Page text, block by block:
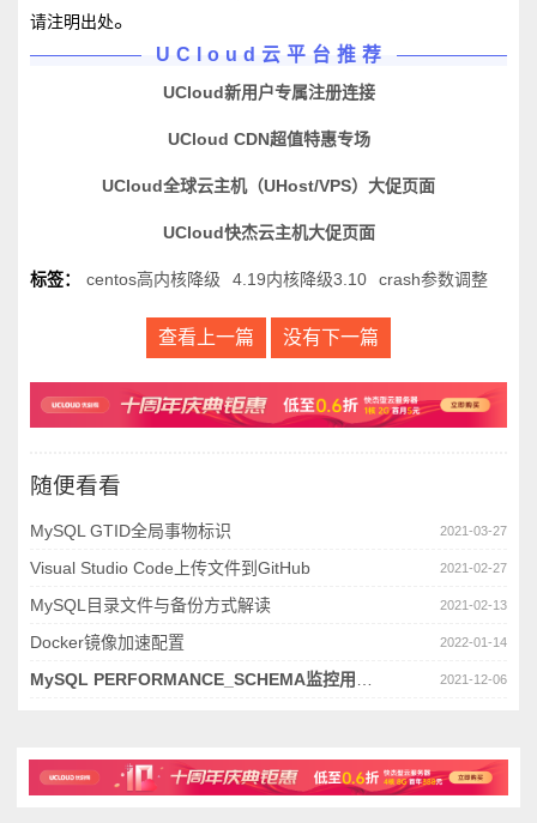
请注明出处。
UCloud云平台推荐
UCloud新用户专属注册连接
UCloud CDN超值特惠专场
UCloud全球云主机（UHost/VPS）大促页面
UCloud快杰云主机大促页面
标签： centos高内核降级 4.19内核降级3.10 crash参数调整
查看上一篇 没有下一篇
随便看看
2021-03-27
MySQL GTID全局事物标识
2021-02-27
Visual Studio Code上传文件到GitHub
2021-02-13
MySQL目录文件与备份方式解读
2022-01-14
Docker镜像加速配置
2021-12-06